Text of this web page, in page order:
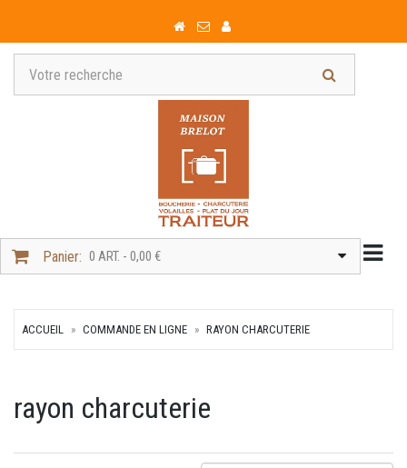
Panier: 0 ART. - 0,00 €
ACCUEIL COMMANDE EN LIGNE RAYON CHARCUTERIE
rayon charcuterie